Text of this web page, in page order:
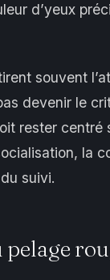
d’yeux
souvent
devenir le
rester centré
la
suivi.